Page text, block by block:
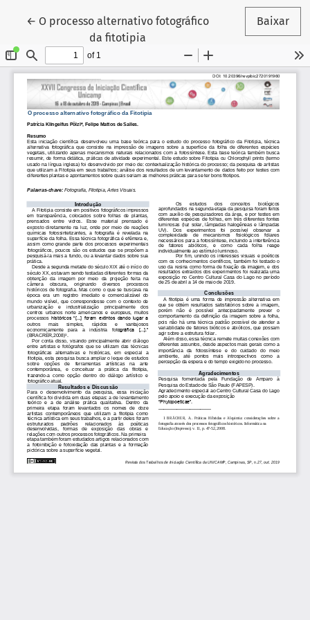
← Voltar aos Detalhes do Artigo
O processo alternativo fotográfico
da fitotipia
Baixar